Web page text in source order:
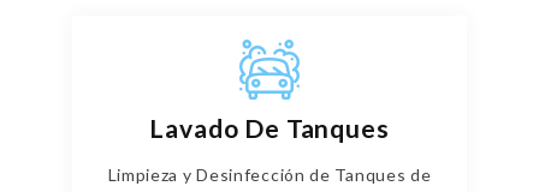
Lavado De Tanques
Limpieza y Desinfección de Tanques de